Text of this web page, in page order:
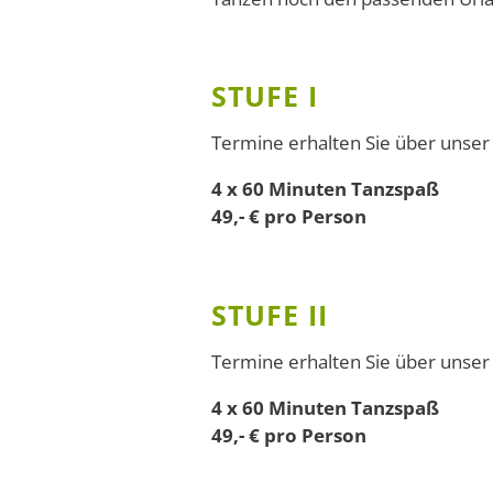
STUFE I
Termine erhalten Sie über unser
4 x 60 Minuten Tanzspaß
49,- € pro Person
STUFE II
Termine erhalten Sie über unser
4 x 60 Minuten Tanzspaß
49,- € pro Person